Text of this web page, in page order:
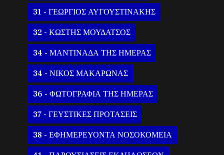
31 - ΓΕΩΡΓΙΟΣ ΑΥΓΟΥΣΤΙΝΑΚΗΣ
32 - ΚΩΣΤΗΣ ΜΟΥΔΑΤΣΟΣ
34 - ΜΑΝΤΙΝΑΔΑ ΤΗΣ ΗΜΕΡΑΣ
34 - ΝΙΚΟΣ ΜΑΚΑΡΩΝΑΣ
36 - ΦΩΤΟΓΡΑΦΙΑ ΤΗΣ ΗΜΕΡΑΣ
37 - ΓΕΥΣΤΙΚΕΣ ΠΡΟΤΑΣΕΙΣ
38 - ΕΦΗΜΕΡΕΥΟΝΤΑ ΝΟΣΟΚΟΜΕΙΑ